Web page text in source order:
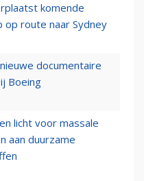
komende
route naar Sydney
documentaire
Boeing
licht voor massale
aan duurzame